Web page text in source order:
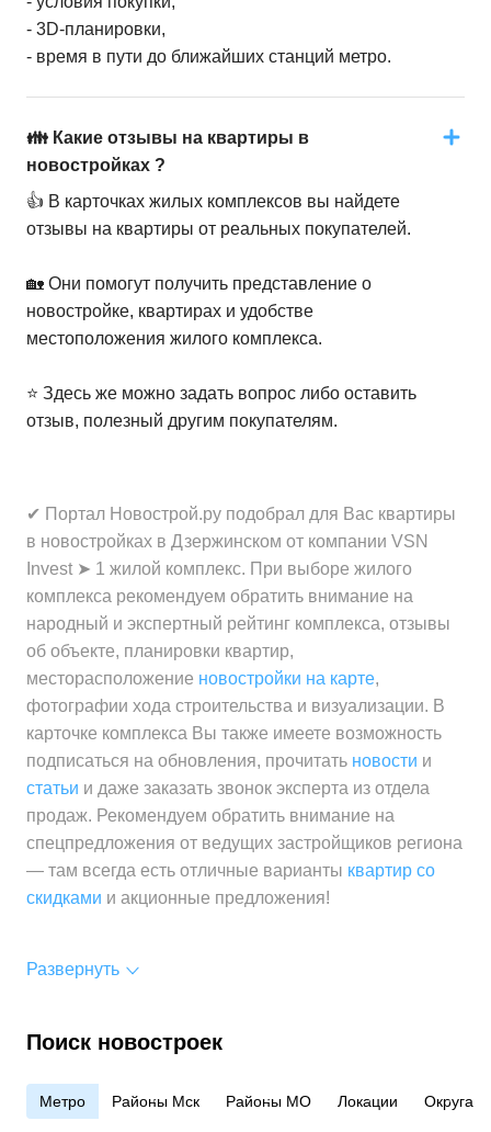
- 3D-планировки,
- время в пути до ближайших станций метро.
👪 Какие отзывы на квартиры в
новостройках ?
👍 В карточках жилых комплексов вы найдете
отзывы на квартиры от реальных покупателей.
🏡 Они помогут получить представление о
новостройке, квартирах и удобстве
местоположения жилого комплекса.
⭐️ Здесь же можно задать вопрос либо оставить
отзыв, полезный другим покупателям.
✔ Портал Новострой.ру подобрал для Вас квартиры
в новостройках в Дзержинском от компании VSN
Invest ➤ 1 жилой комплекс. При выборе жилого
комплекса рекомендуем обратить внимание на
народный и экспертный рейтинг комплекса, отзывы
об объекте, планировки квартир,
месторасположение новостройки на карте,
фотографии хода строительства и визуализации. В
карточке комплекса Вы также имеете возможность
подписаться на обновления, прочитать новости и
статьи и даже заказать звонок эксперта из отдела
продаж. Рекомендуем обратить внимание на
спецпредложения от ведущих застройщиков региона
— там всегда есть отличные варианты квартир со
скидками и акционные предложения!
Развернуть
Поиск новостроек
Метро Районы Мск Районы МО Локации Округа